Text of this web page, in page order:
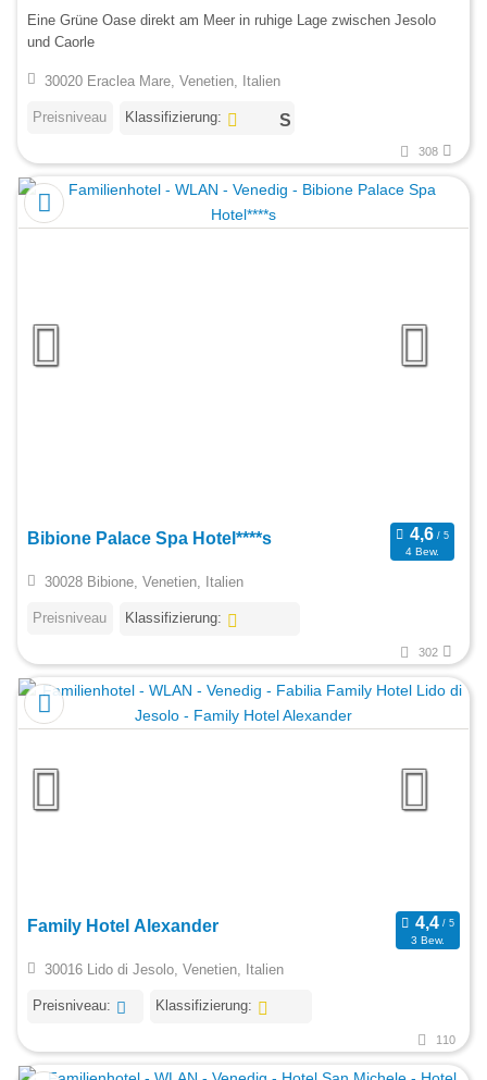
Eine Grüne Oase direkt am Meer in ruhige Lage zwischen Jesolo
und Caorle
30020 Eraclea Mare, Venetien, Italien
Preisniveau Klassifizierung:
308
Bibione Palace Spa Hotel****s
4 Bew.
30028 Bibione, Venetien, Italien
Preisniveau Klassifizierung:
302
Family Hotel Alexander
3 Bew.
30016 Lido di Jesolo, Venetien, Italien
Preisniveau: Klassifizierung:
110